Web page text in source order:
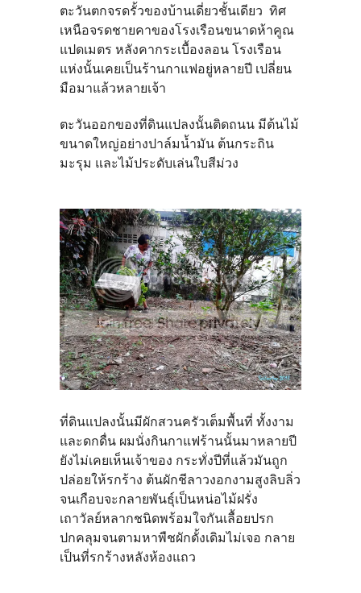
ตะวันตกจรดรั้วของบ้านเดี่ยวชั้นเดียว ทิศ
เหนือจรดชายคาของโรงเรือนขนาดห้าคูณ
แปดเมตร หลังคากระเบื้องลอน โรงเรือน
แห่งนั้นเคยเป็นร้านกาแฟอยู่หลายปี เปลี่ยน
มือมาแล้วหลายเจ้า
ตะวันออกของที่ดินแปลงนั้นติดถนน มีต้นไม้
ขนาดใหญ่อย่างปาล์มน้ำมัน ต้นกระถิน
มะรุม และไม้ประดับเล่นใบสีม่วง
ที่ดินแปลงนั้นมีผักสวนครัวเต็มพื้นที่ ทั้งงาม
และดกดื่น ผมนั่งกินกาแฟร้านนั้นมาหลายปี
ยังไม่เคยเห็นเจ้าของ กระทั่งปีที่แล้วมันถูก
ปล่อยให้รกร้าง ต้นผักชีลาวงอกงามสูงลิบลิ่ว
จนเกือบจะกลายพันธุ์เป็นหน่อไม้ฝรั่ง
เถาวัลย์หลากชนิดพร้อมใจกันเลื้อยปรก
ปกคลุมจนตามหาพืชผักดั้งเดิมไม่เจอ กลาย
เป็นที่รกร้างหลังห้องแถว